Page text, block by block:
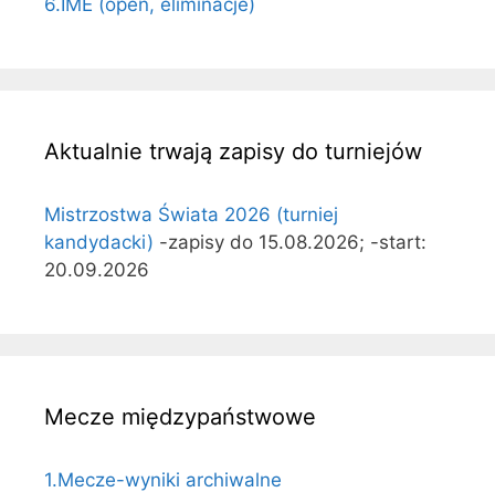
6.IME (open, eliminacje)
Aktualnie trwają zapisy do turniejów
Mistrzostwa Świata 2026 (turniej
kandydacki) -zapisy do 15.08.2026; -start:
20.09.2026
Mecze międzypaństwowe
1.Mecze-wyniki archiwalne